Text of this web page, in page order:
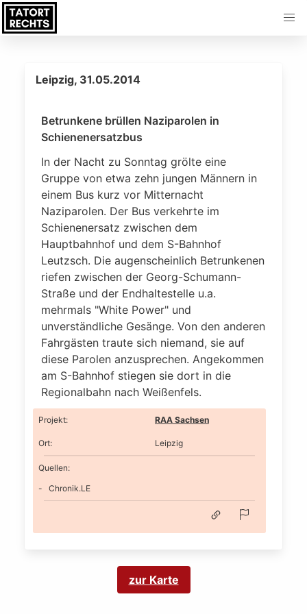
Leipzig, 31.05.2014
Betrunkene brüllen Naziparolen in
Schienenersatzbus
In der Nacht zu Sonntag grölte eine
Gruppe von etwa zehn jungen Männern in
einem Bus kurz vor Mitternacht
Naziparolen. Der Bus verkehrte im
Schienenersatz zwischen dem
Hauptbahnhof und dem S-Bahnhof
Leutzsch. Die augenscheinlich Betrunkenen
riefen zwischen der Georg-Schumann-
Straße und der Endhaltestelle u.a.
mehrmals "White Power" und
unverständliche Gesänge. Von den anderen
Fahrgästen traute sich niemand, sie auf
diese Parolen anzusprechen. Angekommen
am S-Bahnhof stiegen sie dort in die
Regionalbahn nach Weißenfels.
Projekt: RAA Sachsen
Ort: Leipzig
Quellen:
Chronik.LE
zur Karte